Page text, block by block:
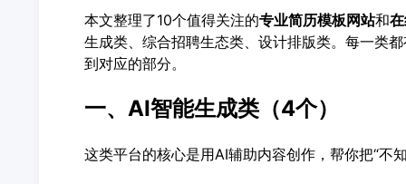
本文整理了10个值得关注的专业简历模板网站和
生成类、综合招聘生态类、设计排版类。每一类
到对应的部分。
一、AI智能生成类（4个）
这类平台的核心是用AI辅助内容创作，帮你把“不